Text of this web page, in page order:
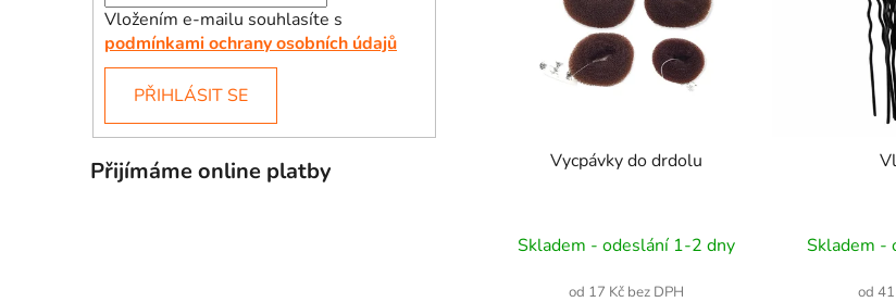
Vložením e-mailu souhlasíte s
podmínkami ochrany osobních údajů
PŘIHLÁSIT SE
Přijímáme online platby Vycpávky do drdolu
Skladem - odeslání 1-2 dny
od 17 Kč bez DPH
Skladem -
od